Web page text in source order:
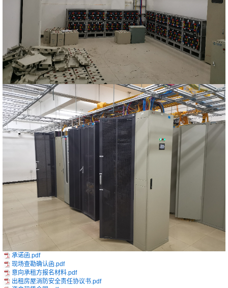
承诺函.pdf
现场查勘确认函.pdf
意向承租方报名材料.pdf
出租房屋消防安全责任协议书.pdf